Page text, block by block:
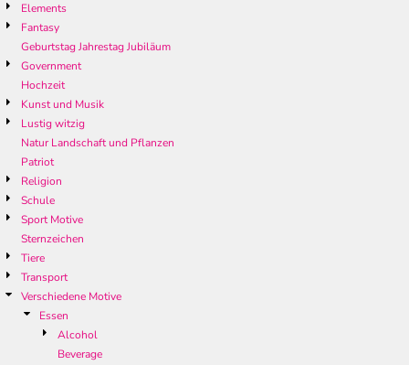
Elements
Fantasy
Geburtstag Jahrestag Jubiläum
Government
Hochzeit
Kunst und Musik
Lustig witzig
Natur Landschaft und Pflanzen
Patriot
Religion
Schule
Sport Motive
Sternzeichen
Tiere
Transport
Verschiedene Motive
Essen
Alcohol
Beverage